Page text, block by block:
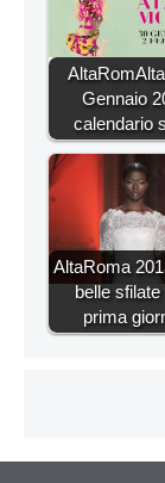
Gennaio
calendario
AltaRoma
belle sfilate
prima